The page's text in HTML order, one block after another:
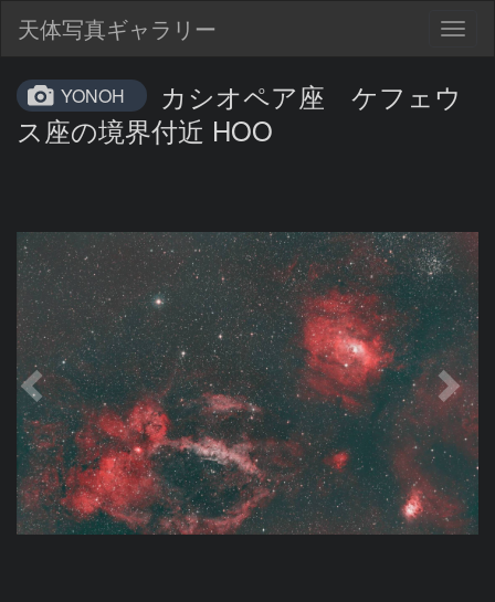
天体写真ギャラリー
YONOH
カシオペア座 ケフェウ
ス座の境界付近 HOO